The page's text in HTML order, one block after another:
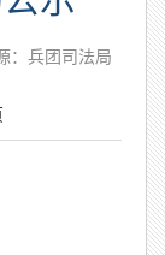
：兵团司法局